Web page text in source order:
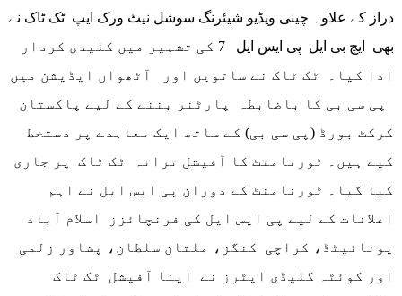
دراز کے علاوہ چینی ویڈیو شیئرنگ سوشل نیٹ ورک ایپ ٹک ٹاک نے
بھی ایچ بی ایل پی ایس ایل 7 کی تشہیر میں کلیدی کردار
ادا کیا۔ ٹک ٹاک نے ساتویں اور آٹھواں ایڈیشن میں
پی سی بی کا باضابطہ پارٹنر بننے کے لیے پاکستان
کرکٹ بورڈ (پی سی بی) کے ساتھ ایک معاہدے پر دستخط
کیے ہیں۔ ٹورنامنٹ کا آفیشل ترانہ ٹک ٹاک پر جاری
کیا گیا۔ ٹورنامنٹ کے دوران پی ایس ایل نے اہم
اعلانات کے لیے پی ایس ایل کی فرنچائزز اسلام آباد
یونائیٹڈ، کراچی کنگز، ملتان سلطان، پشاور زلمی
اور کوئٹہ گلیڈی ایٹرز نے اپنا آفیشل ٹک ٹاک